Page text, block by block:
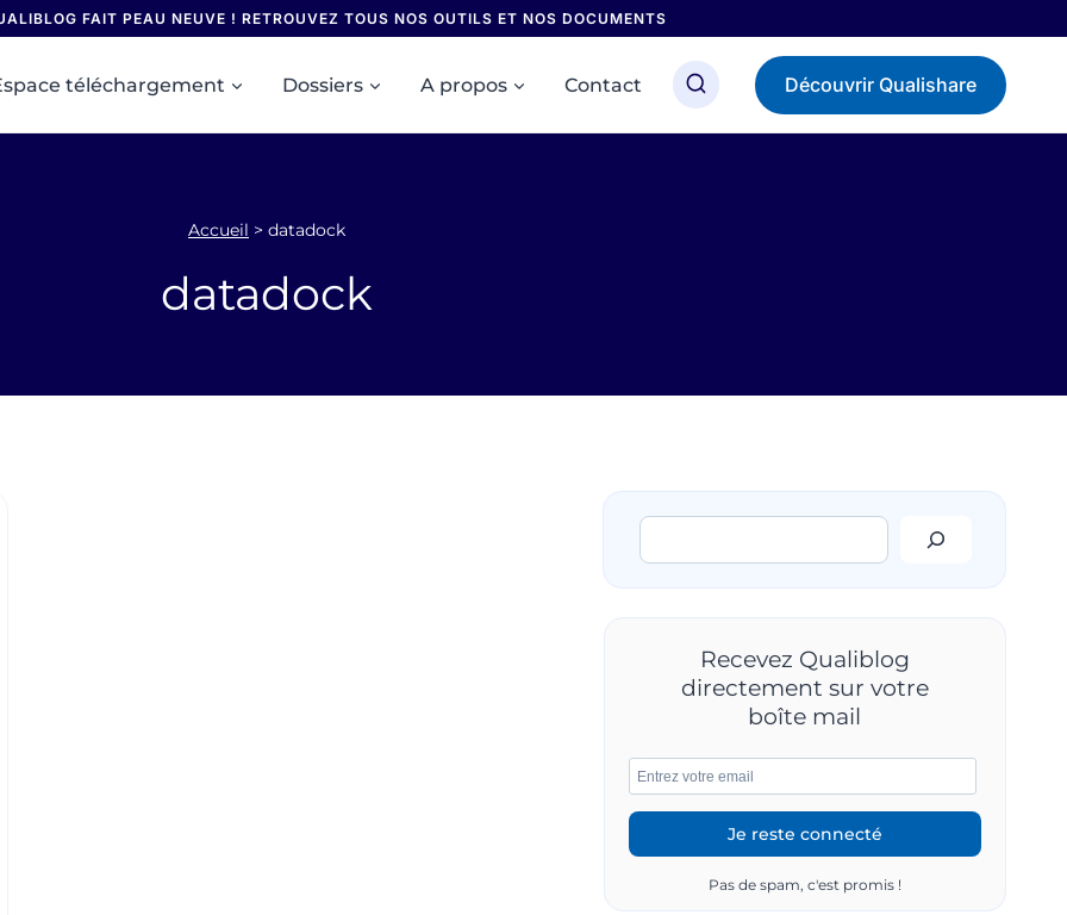
FAIT PEAU NEUVE ! RETROUVEZ TOUS NOS OUTILS ET NOS DOCUMENTS
téléchargement Dossiers A propos Contact Découvrir Qualishare
Accueil > datadock
datadock
Rechercher
Recevez Qualiblog
directement sur votre
boîte mail
Pas de spam, c'est promis !